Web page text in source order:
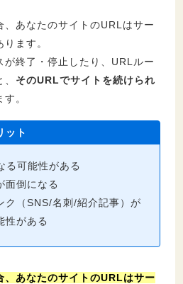
、あなたのサイトのURLはサー
ます。
が終了・停止したり、URLルー
そのURLでサイトを続けられ
。
ット
る可能性がある
面倒になる
ク（SNS/名刺/紹介記事）が
性がある
、あなたのサイトのURLはサー